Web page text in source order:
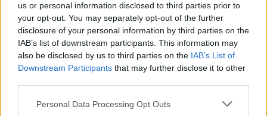
us or personal information disclosed to third parties prior to
your opt-out. You may separately opt-out of the further
disclosure of your personal information by third parties on the
IAB’s list of downstream participants. This information may
also be disclosed by us to third parties on the IAB’s List of
Downstream Participants that may further disclose it to other
Personal Data Processing Opt Outs
23-33.
Telefon: (06 1) 331 0513
Weboldal: http://bav-art.hu
Bemutatkozás: Az ország legnagyobb múltú, 240 esztendeje
jogfolytonosan működő magyar vállalkozásaként a BÁV ZRt.
óriási tapasztalatával, szakmai tekintélyével és
műkereskedelem meghatározó szereplője. A 2007-ben